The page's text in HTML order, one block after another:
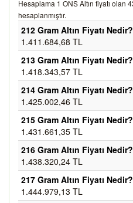
Hesaplama 1 ONS Altın fiyatı olan
hesaplanmıştır.
212 Gram Altın Fiyatı Nedir?
1.411.684,68 TL
213 Gram Altın Fiyatı Nedir?
1.418.343,57 TL
214 Gram Altın Fiyatı Nedir?
1.425.002,46 TL
215 Gram Altın Fiyatı Nedir?
1.431.661,35 TL
216 Gram Altın Fiyatı Nedir?
1.438.320,24 TL
217 Gram Altın Fiyatı Nedir?
1.444.979,13 TL